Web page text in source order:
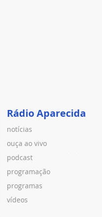
Rádio Aparecida
notícias
ouça ao vivo
podcast
programação
programas
vídeos